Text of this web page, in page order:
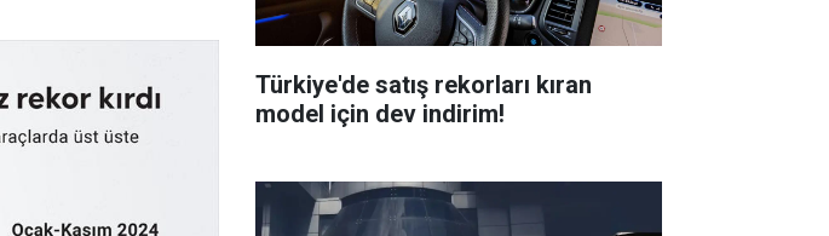
Türkiye'de satış rekorları kıran
model için dev indirim!